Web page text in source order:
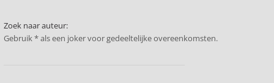
Zoek naar auteur:
Gebruik * als een joker voor gedeeltelijke overeenkomsten.